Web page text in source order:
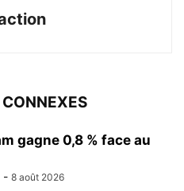
gagne 0,8 % face au
- 8 août 2026